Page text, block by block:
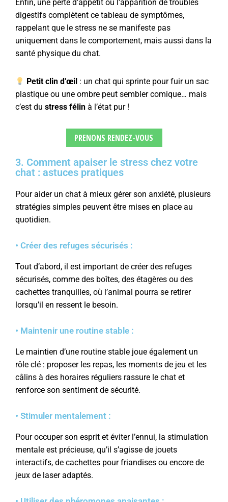
Enfin, une perte d’appétit ou l’apparition de troubles
digestifs complètent ce tableau de symptômes,
rappelant que le stress ne se manifeste pas
uniquement dans le comportement, mais aussi dans la
santé physique du chat.
Petit clin d’œil : un chat qui sprinte pour fuir un sac
plastique ou une ombre peut sembler comique… mais
c’est du stress félin à l’état pur !
PRENONS RENDEZ-VOUS
3. Comment apaiser le stress chez votre
chat : astuces pratiques
Pour aider un chat à mieux gérer son anxiété, plusieurs
stratégies simples peuvent être mises en place au
quotidien.
• Créer des refuges sécurisés :
Tout d’abord, il est important de créer des refuges
sécurisés, comme des boîtes, des étagères ou des
cachettes tranquilles, où l’animal pourra se retirer
lorsqu’il en ressent le besoin.
• Maintenir une routine stable :
Le maintien d’une routine stable joue également un
rôle clé : proposer les repas, les moments de jeu et les
câlins à des horaires réguliers rassure le chat et
renforce son sentiment de sécurité.
• Stimuler mentalement :
Pour occuper son esprit et éviter l’ennui, la stimulation
mentale est précieuse, qu’il s’agisse de jouets
interactifs, de cachettes pour friandises ou encore de
jeux de laser adaptés.